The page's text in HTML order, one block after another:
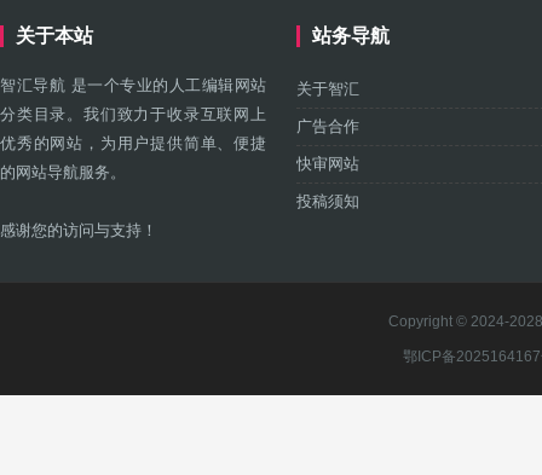
关于本站
智汇导航 是一个专业的人工编辑网站
分类目录。我们致力于收录互联网上
优秀的网站，为用户提供简单、便捷
的网站导航服务。
感谢您的访问与支持！
站务导航
关于智汇
广告合作
快审网站
投稿须知
Copyright © 2024-
鄂ICP备